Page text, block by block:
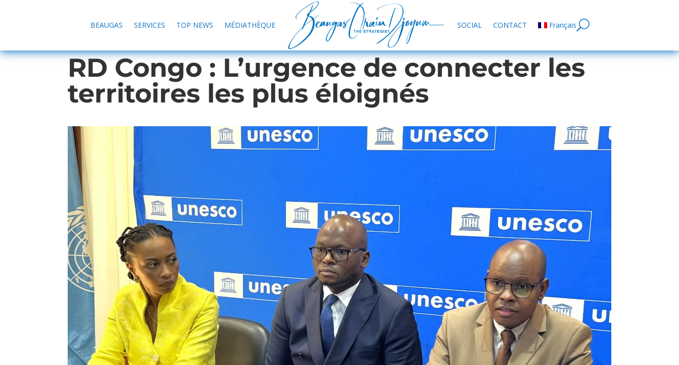
BEAUGAS SERVICES TOP NEWS MÉDIATHÈQUE SOCIAL CONTACT Français
RD Congo : L’urgence de connecter les
territoires les plus éloignés